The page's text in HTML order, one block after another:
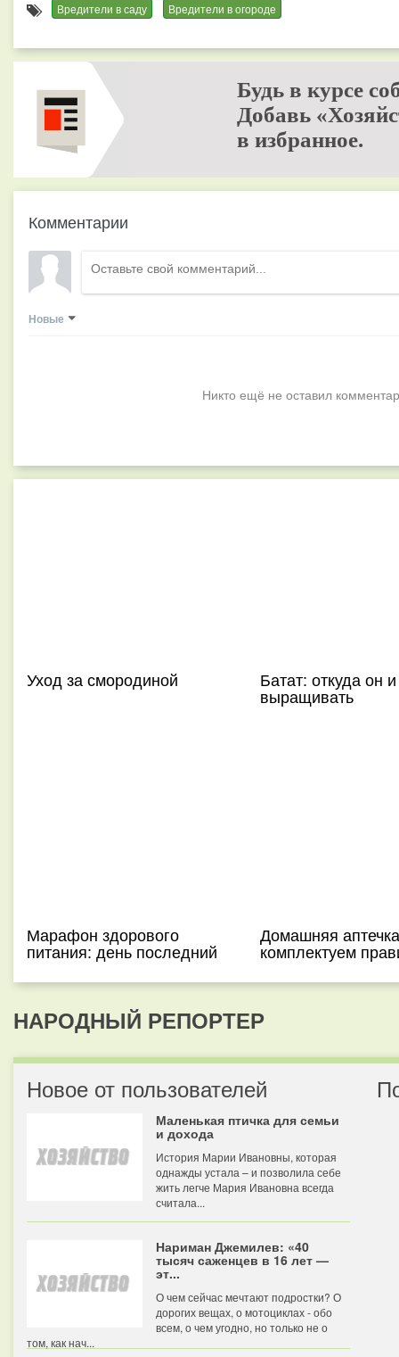
Вредители в саду Вредители в огороде
Будь в курсе
Добавь
в избранное.
Комментарии
Новые
Никто ещё не оставил
Уход за смородиной Батат: откуда он и
выращивать
Марафон здорового
питания: день последний
Домашняя
комплектуем
НАРОДНЫЙ РЕПОРТЕР
Новое от пользователей
Маленькая птичка для семьи
и дохода
История Марии Ивановны, которая
однажды устала – и позволила себе
жить легче Мария Ивановна всегда
считала...
Нариман Джемилев: «40
тысяч саженцев в 16 лет —
эт...
О чем сейчас мечтают подростки? О
дорогих вещах, о мотоциклах - обо
всем, о чем угодно, но только не о
том, как нач...